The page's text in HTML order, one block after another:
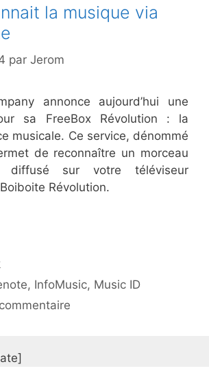
la musique via
par Jerom
annonce aujourd’hui une
sa FreeBox Révolution : la
musicale. Ce service, dénommé
de reconnaître un morceau
diffusé sur votre téléviseur
Révolution.
, InfoMusic, Music ID